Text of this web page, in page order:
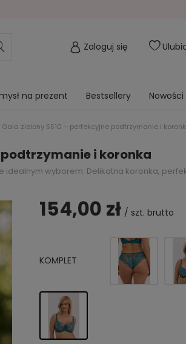
Zaloguj się
na prezent Bestsellery Nowości
zielony SS10 – perfekcyjne podtrzymanie i
podtrzymanie i koronka
idealnym wyborem. Delikatna koronka,
154,00 zł / szt. brutto
KOMPLET